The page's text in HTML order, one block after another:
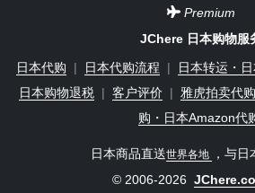
Premium
JChere 日本购物服
日本代购
| 日本代购流程 | 日本转运・
日本购物退税 | 客户评价 |
雅虎拍卖代
购・日本Amazon代
日本商品直送世界各地
，与
© 2006-2026